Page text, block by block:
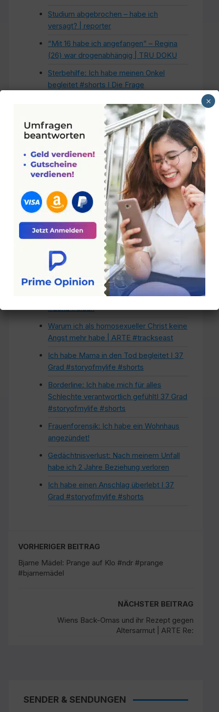
Studium abgebrochen – habe ich
versagt? | reporter
“Mit 16 habe ich angefangen” – Regina
(26) war drogenabhängig | TRU DOKU
Sterbehilfe: Ich habe meinen Onkel
begleitet #shorts I Die Frage
„Liebling, ich habe die Kinder
geschrumpft“| ARTE #shorts
#wernichtfragtstirbtdumm
Liebling, ich habe die Rinder
geschrumpft: Hier ersetzt die Mini-Kuh
den Haus-Hund!
Habe ich wirklich AD(H)S? | Die Frage
„Ich habe keine Verbindung zu meinem
Kind gespürt!“ #Elternsein
#Wochenbettdepression #Hoffnung“
„Ich habe noch niemals…“ lüftet
Geheimnisse I 37 Grad #storyofmylife
#shorts
„Mit 16 habe ich angefangen” – Regina
(26) war drogenabhängig #trudoku #zdf
#doku #clean
Warum ich als homosexueller Christ keine
Angst mehr habe | ARTE #trackseast
Ich habe Mama in den Tod begleitet I 37
Grad #storyofmylife #shorts
Borderline: Ich habe mich für alles
Schlechte verantwortlich gefühltI 37 Grad
#storyofmylife #shorts
Frauenforensik: Ich habe ein Wohnhaus
angezündet!
Gedächtnisverlust: Nach meinem Unfall
habe ich 2 Jahre Beziehung verloren
Ich habe einen Anschlag überlebt I 37
Grad #storyofmylife #shorts
VORHERIGER BEITRAG
Bjarne Mädel: Prange auf Klo #ndr #prange
#bjarnemädel
NÄCHSTER BEITRAG
Wiens Back-Omas und ihr Rezept gegen
Altersarmut | ARTE Re:
SENDER & SENDUNGEN
×